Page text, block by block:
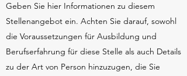
Geben Sie hier Informationen zu diesem
Stellenangebot ein. Achten Sie darauf, sowohl
die Voraussetzungen für Ausbildung und
Berufserfahrung für diese Stelle als auch Details
zu der Art von Person hinzuzugen, die Sie